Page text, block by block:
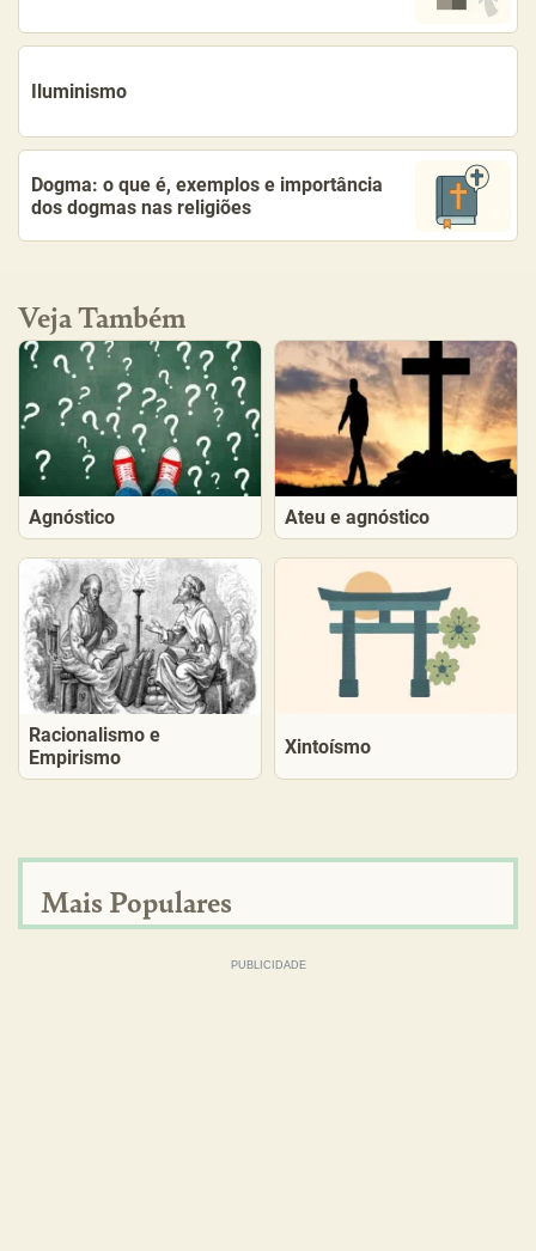
Iluminismo
Dogma: o que é, exemplos e importância
dos dogmas nas religiões
Veja Também
Agnóstico Ateu e agnóstico
Racionalismo e
Empirismo
Xintoísmo
Mais Populares